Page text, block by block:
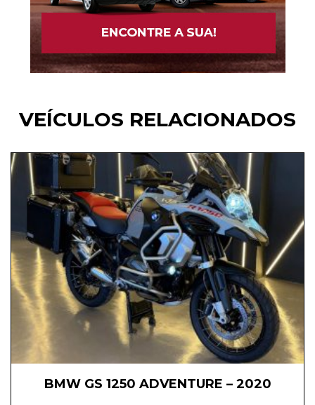
VEÍCULOS RELACIONADOS
BMW GS 1250 ADVENTURE – 2020